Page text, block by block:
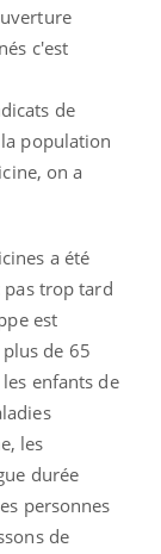
c'est
de
population
on a
a été
trop tard
est
de 65
enfants de
les
durée
personnes
de